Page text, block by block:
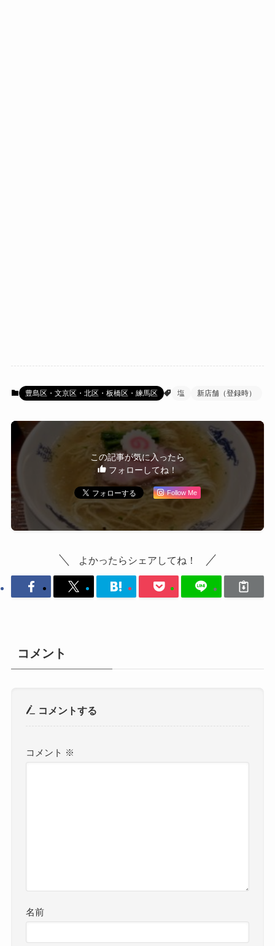
豊島区・文京区・北区・板橋区・練馬区 塩 新店舗（登録時）
この記事が気に入ったら
フォローしてね！
Follow Me
よかったらシェアしてね！
コメント
コメントする
コメント ※
名前